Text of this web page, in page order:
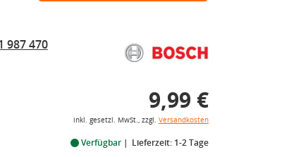
987 470
9,99 €
inkl. gesetzl. MwSt., zzgl. Versandkosten
Verfügbar Lieferzeit: 1-2 Tage